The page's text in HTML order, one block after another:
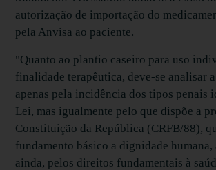
autorização de importação do
pela Anvisa ao paciente.
"Quanto ao plantio caseiro para uso
finalidade terapêutica, deve-se analisar
apenas pela incidência dos tipos penais
Lei, mas igualmente pelo que dispõe a
Constituição da República (CRFB/88),
fundamento básico a dignidade humana,
ainda, pelos direitos fundamentais à